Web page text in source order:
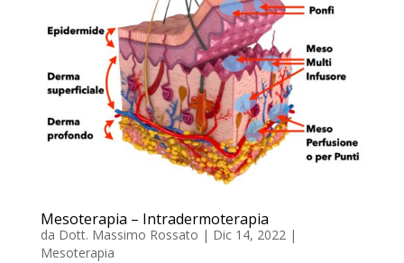
Mesoterapia – Intradermoterapia
da Dott. Massimo Rossato | Dic 14, 2022|
Mesoterapia